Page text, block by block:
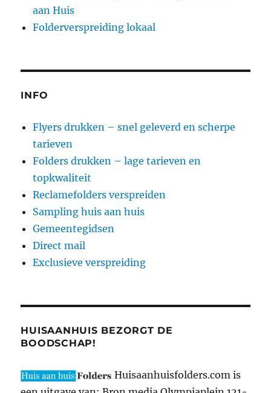
aan Huis
Folderverspreiding lokaal
INFO
Flyers drukken – snel geleverd en scherpe
tarieven
Folders drukken – lage tarieven en
topkwaliteit
Reclamefolders verspreiden
Sampling huis aan huis
Gemeentegidsen
Direct mail
Exclusieve verspreiding
HUISAANHUIS BEZORGT DE
BOODSCHAP!
Huisaanhuisfolders.com is